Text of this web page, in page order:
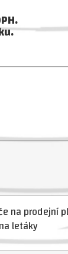
na prodejní
letáky